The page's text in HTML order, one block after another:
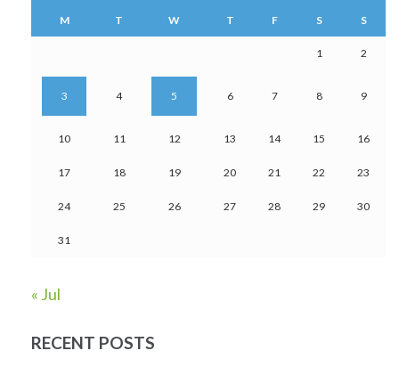
M T W T F S S
1 2
3 4 5 6 7 8 9
10 11 12 13 14 15 16
17 18 19 20 21 22 23
24 25 26 27 28 29 30
31
« Jul
RECENT POSTS